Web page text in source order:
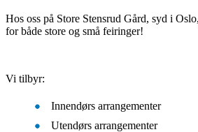
Hos oss på Store Stensrud Gård, syd i
for både store og små feiringer!
Vi tilbyr:
Innendørs arrangementer
Utendørs arrangementer